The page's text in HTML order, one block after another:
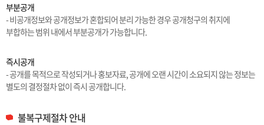
부분공개
- 비공개정보와 공개정보가 혼합되어 분리 가능한 경우 공개청구의 취지에
부합하는 범위 내에서 부분공개가 가능합니다.
즉시공개
- 공개를 목적으로 작성되거나 홍보자료, 공개에 오랜 시간이 소요되지 않는 정보는
별도의 결정절차 없이 즉시 공개합니다.
불복구제절차 안내